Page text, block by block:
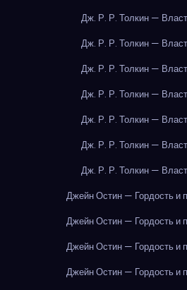
Дж. Р. Р. Толкин —
Дж. Р. Р. Толкин —
Дж. Р. Р. Толкин —
Дж. Р. Р. Толкин —
Дж. Р. Р. Толкин —
Дж. Р. Р. Толкин —
Дж. Р. Р. Толкин —
Джейн Остин — Гордость и
Джейн Остин — Гордость и
Джейн Остин — Гордость и
Джейн Остин — Гордость и